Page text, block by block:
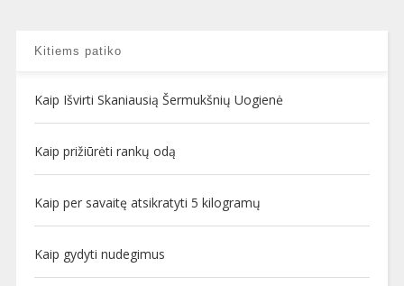
Kitiems patiko
Kaip Išvirti Skaniausią Šermukšnių Uogienė
Kaip prižiūrėti rankų odą
Kaip per savaitę atsikratyti 5 kilogramų
Kaip gydyti nudegimus